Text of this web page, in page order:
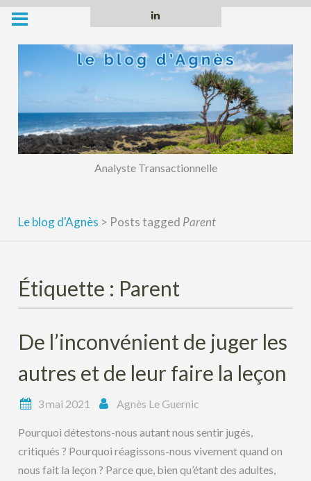
Skip
content
Analyste Transactionnelle
Le blog d'Agnès > Posts tagged Parent
Étiquette : Parent
De l’inconvénient de juger les
autres et de leur faire la leçon
3 mai 2021 Agnès Le Guernic
Pourquoi détestons-nous autant nous sentir jugés,
critiqués ? Pourquoi réagissons-nous vivement quand on
nous fait la leçon ? Parce que, bien qu’étant des adultes,